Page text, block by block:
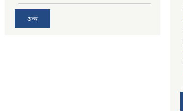
अन्य